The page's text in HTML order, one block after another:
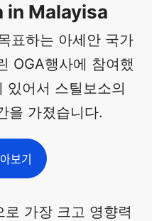
in Malayisa
표하는 아세안 국가
OGA행사에 참여했
있어서 스틸보소의
을 가졌습니다.
보기
가장 크고 영향력